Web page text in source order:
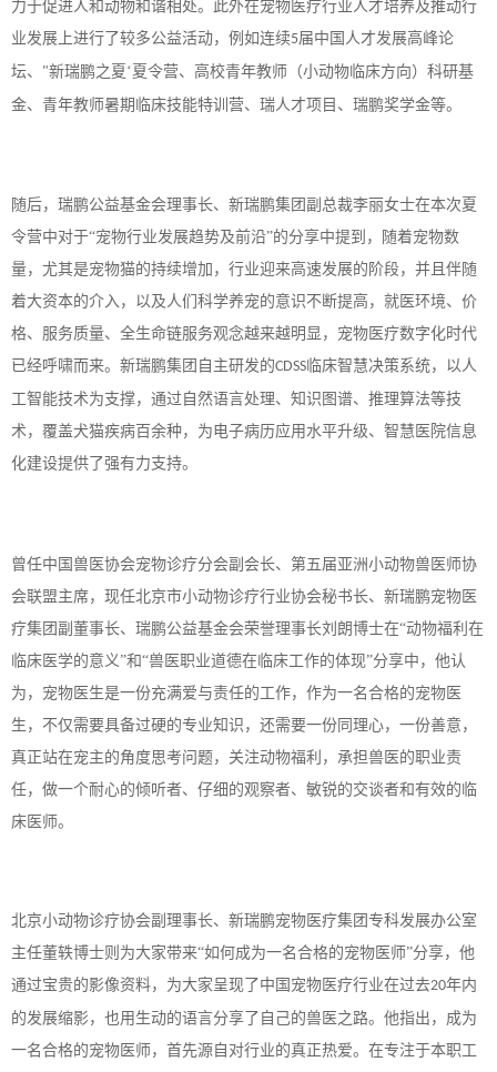
力于促进人和动物和谐相处。此外在宠物医疗行业人才培养及推动行
业发展上进行了较多公益活动，例如连续5届中国人才发展高峰论
坛、 "新瑞鹏之夏‘夏令营、高校青年教师（小动物临床方向）科研基
金、青年教师暑期临床技能特训营、瑞人才项目、瑞鹏奖学金等。
随后，瑞鹏公益基金会理事长、新瑞鹏集团副总裁李丽女士在本次夏
令营中对于“宠物行业发展趋势及前沿”的分享中提到，随着宠物数
量，尤其是宠物猫的持续增加，行业迎来高速发展的阶段，并且伴随
着大资本的介入，以及人们科学养宠的意识不断提高，就医环境、价
格、服务质量、全生命链服务观念越来越明显，宠物医疗数字化时代
已经呼啸而来。新瑞鹏集团自主研发的CDSS 临床智慧决策系统，以人
工智能技术为支撑，通过自然语言处理、知识图谱、推理算法等技
术，覆盖犬猫疾病百余种，为电子病历应用水平升级、智慧医院信息
化建设提供了强有力支持。
曾任中国兽医协会宠物诊疗分会副会长、第五届亚洲小动物兽医师协
会联盟主席，现任北京市小动物诊疗行业协会秘书长、新瑞鹏宠物医
疗集团副董事长、瑞鹏公益基金会荣誉理事长刘朗博士在“动物福利在
临床医学的意义”和“兽医职业道德在临床工作的体现”分享中，他认
为，宠物医生是一份充满爱与责任的工作，作为一名合格的宠物医
生，不仅需要具备过硬的专业知识，还需要一份同理心，一份善意，
真正站在宠主的角度思考问题，关注动物福利，承担兽医的职业责
任，做一个耐心的倾听者、仔细的观察者、敏锐的交谈者和有效的临
床医师。
北京小动物诊疗协会副理事长、新瑞鹏宠物医疗集团专科发展办公室
主任董轶博士则为大家带来“如何成为一名合格的宠物医师”分享，他
通过宝贵的影像资料，为大家呈现了中国宠物医疗行业在过去20年内
的发展缩影，也用生动的语言分享了自己的兽医之路。他指出，成为
一名合格的宠物医师，首先源自对行业的真正热爱。在专注于本职工